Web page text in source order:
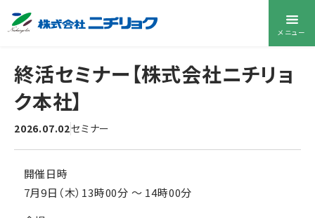
メニュー
終活セミナー【株式会社ニチリョ
ク本社】
2026.07.02セミナー
開催日時
7月9日（木）13時00分 〜 14時00分